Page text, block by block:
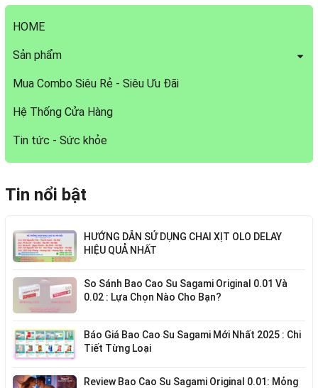
HOME
Sản phẩm
Mua Combo Siêu Rẻ - Siêu Ưu Đãi
Hệ Thống Cửa Hàng
Tin tức - Sức khỏe
Tin nổi bật
HƯỚNG DẪN SỬ DỤNG CHAI XỊT OLO DELAY
HIỆU QUẢ NHẤT
So Sánh Bao Cao Su Sagami Original 0.01 Và
0.02 : Lựa Chọn Nào Cho Bạn?
Báo Giá Bao Cao Su Sagami Mới Nhất 2025 : Chi
Tiết Từng Loại
Review Bao Cao Su Sagami Original 0.01: Mỏng